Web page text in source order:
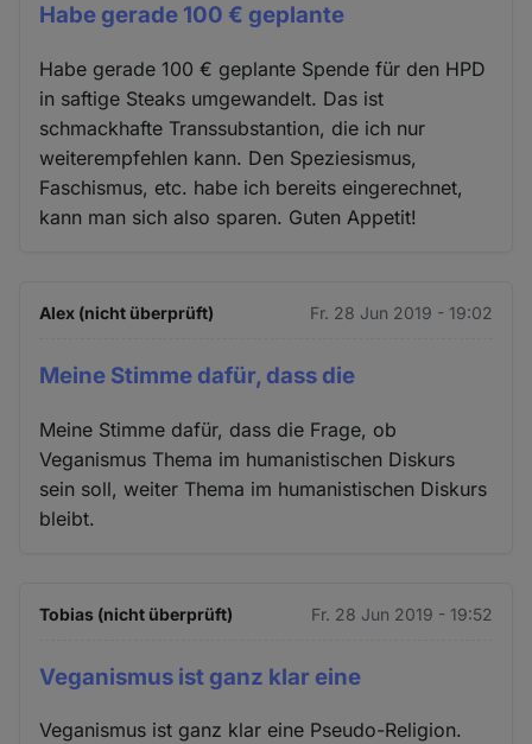
Habe gerade 100 € geplante
Habe gerade 100 € geplante Spende für den HPD
in saftige Steaks umgewandelt. Das ist
schmackhafte Transsubstantion, die ich nur
weiterempfehlen kann. Den Speziesismus,
Faschismus, etc. habe ich bereits eingerechnet,
kann man sich also sparen. Guten Appetit!
Alex (nicht überprüft) Fr. 28 Jun 2019 - 19:02
Meine Stimme dafür, dass die
Meine Stimme dafür, dass die Frage, ob
Veganismus Thema im humanistischen Diskurs
sein soll, weiter Thema im humanistischen Diskurs
bleibt.
Tobias (nicht überprüft) Fr. 28 Jun 2019 - 19:52
Veganismus ist ganz klar eine
Veganismus ist ganz klar eine Pseudo-Religion.